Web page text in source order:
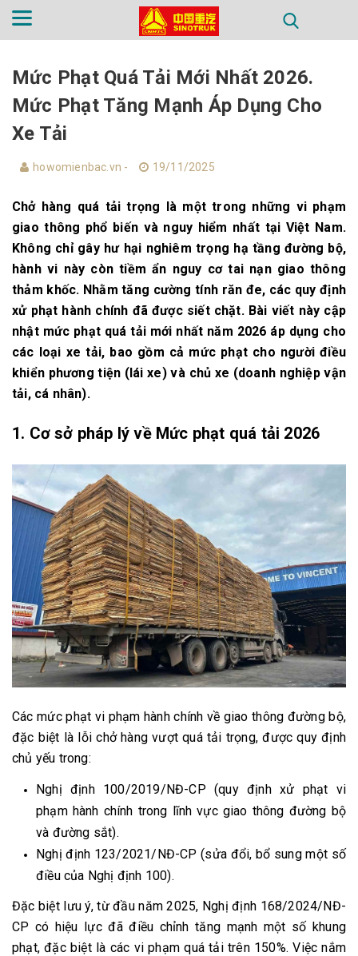
PHỤ TÙNG TIN TỨC LIÊN HỆ
Mức Phạt Quá Tải Mới Nhất 2026.
Mức Phạt Tăng Mạnh Áp Dụng Cho
Xe Tải
howomienbac.vn - 19/11/2025
Chở hàng quá tải trọng là một trong những vi phạm
giao thông phổ biến và nguy hiểm nhất tại Việt Nam.
Không chỉ gây hư hại nghiêm trọng hạ tầng đường bộ,
hành vi này còn tiềm ẩn nguy cơ tai nạn giao thông
thảm khốc. Nhằm tăng cường tính răn đe, các quy định
xử phạt hành chính đã được siết chặt. Bài viết này cập
nhật mức phạt quá tải mới nhất năm 2026 áp dụng cho
các loại xe tải, bao gồm cả mức phạt cho người điều
khiển phương tiện (lái xe) và chủ xe (doanh nghiệp vận
tải, cá nhân).
1. Cơ sở pháp lý về Mức phạt quá tải 2026
Các mức phạt vi phạm hành chính về giao thông đường bộ,
đặc biệt là lỗi chở hàng vượt quá tải trọng, được quy định
chủ yếu trong:
Nghị định 100/2019/NĐ-CP (quy định xử phạt vi
phạm hành chính trong lĩnh vực giao thông đường bộ
và đường sắt).
Nghị định 123/2021/NĐ-CP (sửa đổi, bổ sung một số
điều của Nghị định 100).
Đặc biệt lưu ý, từ đầu năm 2025, Nghị định 168/2024/NĐ-
CP có hiệu lực đã điều chỉnh tăng mạnh một số khung
phạt, đặc biệt là các vi phạm quá tải trên 150%. Việc nắm